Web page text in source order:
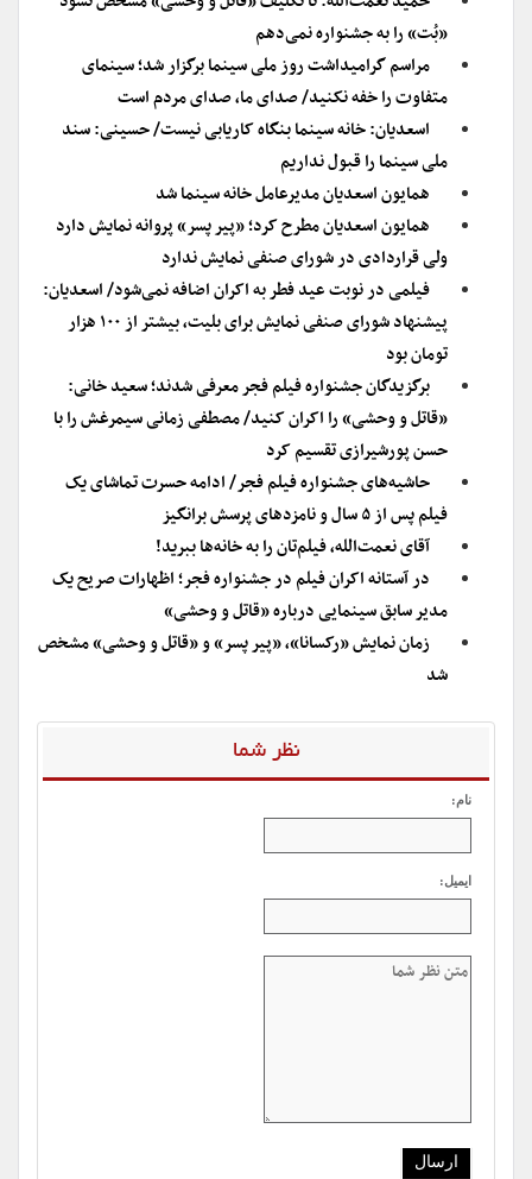
«بُت» را به جشنواره نمی‌دهم
مراسم گرامیداشت روز ملی سینما برگزار شد؛ سینمای
متفاوت را خفه نکنید/ صدای ما، صدای مردم است
اسعدیان: خانه سینما بنگاه کاریابی نیست/ حسینی: سند
ملی سینما را قبول نداریم
همایون اسعدیان مدیرعامل خانه سینما شد
همایون اسعدیان مطرح کرد؛ «پیر پسر» پروانه نمایش دارد
ولی قراردادی در شورای صنفی نمایش ندارد
فیلمی در نوبت عید فطر به اکران اضافه نمی‌شود/ اسعدیان:
پیشنهاد شورای صنفی نمایش برای بلیت، بیشتر از ۱۰۰ هزار
تومان بود
برگزیدگان جشنواره فیلم فجر معرفی شدند؛ سعید خانی:
«قاتل و وحشی» را اکران کنید/ مصطفی زمانی سیمرغش را با
حسن پورشیرازی تقسیم کرد
حاشیه‌های جشنواره فیلم فجر/ ادامه حسرت تماشای یک
فیلم پس از ۵ سال و نامزدهای پرسش برانگیز
آقای نعمت‌الله، فیلم‌تان را به خانه‌ها ببرید!
در آستانه اکران فیلم در جشنواره فجر؛ اظهارات صریح یک
مدیر سابق سینمایی درباره «قاتل و وحشی»
زمان نمایش «رکسانا»، «پیر پسر» و «قاتل و وحشی» مشخص
شد
نظر شما
نام:
ایمیل: